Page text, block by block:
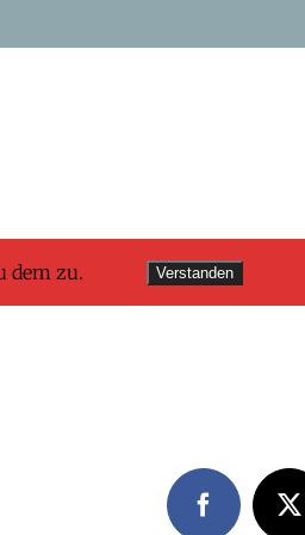
FacebookX
dem zu. Verstanden